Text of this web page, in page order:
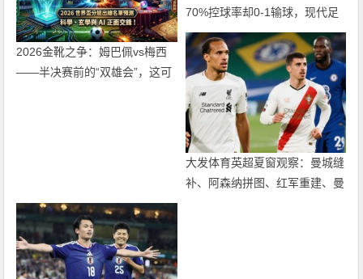
2026金靴之争：姆巴佩vs梅西
——半决赛前的“双雄会”，这可
70%控球率却0-1输球，现代足
球早已不是“球权游戏”
大发体育英超夏窗观察：曼城缝
补、阿森纳拼图、红军重建、曼